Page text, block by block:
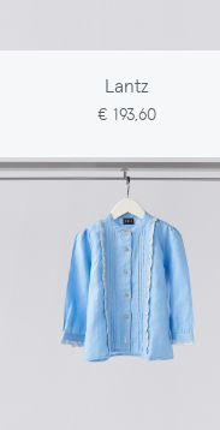
Lantz
€ 193,60